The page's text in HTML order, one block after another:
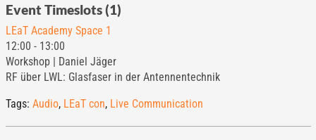
Event Timeslots (1)
LEaT Academy Space 1
12:00 - 13:00
Workshop | Daniel Jäger
RF über LWL: Glasfaser in der Antennentechnik
Tags: Audio, LEaT con, Live Communication